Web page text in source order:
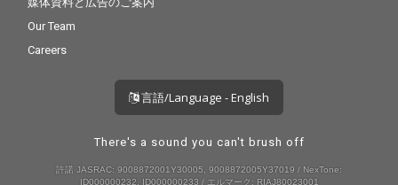
Our Team
Careers
言語/Language - English
There's a sound you can't brush off
許諾 JASRAC: 9008872001Y30005, 9008872005Y37019 / NexTone:
ID000000232, ID000000233 / エルマーク: RIAJ80023001